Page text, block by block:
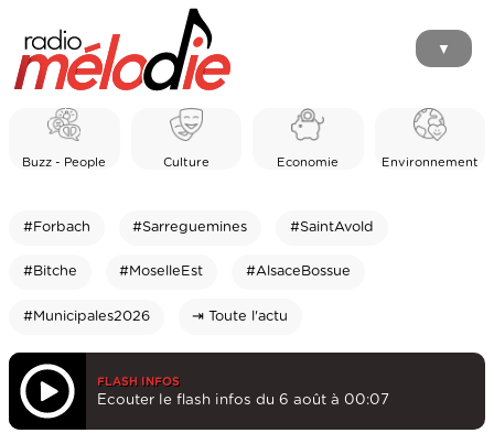
▼
Buzz - People Culture Economie Environnement
#Forbach #Sarreguemines #SaintAvold
#Bitche #MoselleEst #AlsaceBossue
#Municipales2026 ⇥ Toute l'actu
FLASH INFOS
Ecouter le flash infos du 6 août à 00:07